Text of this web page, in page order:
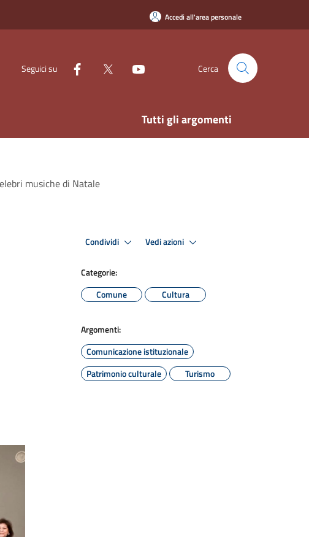
Accedi all'area personale
Seguici su Cerca
Tutti gli argomenti
musiche di Natale
Condividi Vedi azioni
Categorie:
Comune
Cultura
Argomenti:
Comunicazione istituzionale
Patrimonio culturale
Turismo